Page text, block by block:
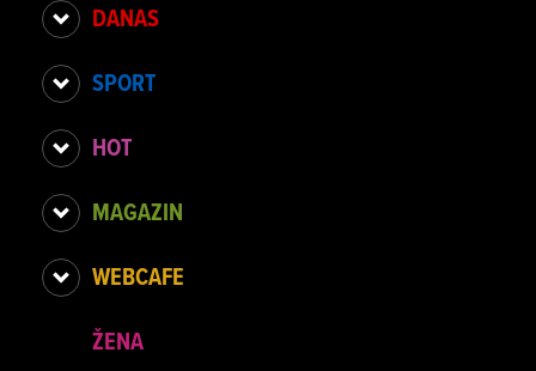
DANAS
SPORT
HOT
MAGAZIN
WEBCAFE
ŽENA